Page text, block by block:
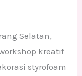
Selatan,
kreatif
styrofoam